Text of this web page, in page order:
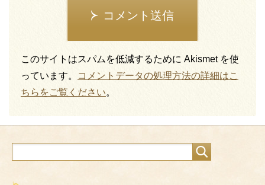
コメント送信
このサイトはスパムを低減するために Akismet を使
っています。
コメントデータの処理方法の詳細はこ
ちらをご覧ください。